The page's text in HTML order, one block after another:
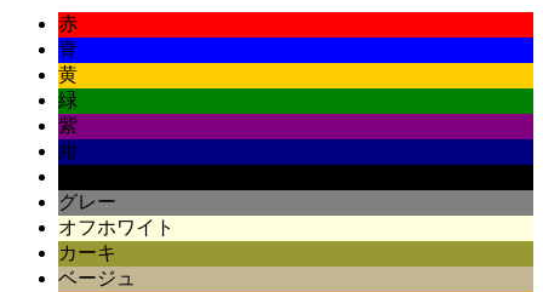
赤
青
黄
緑
紫
紺
グレー
オフホワイト
カーキ
ベージュ